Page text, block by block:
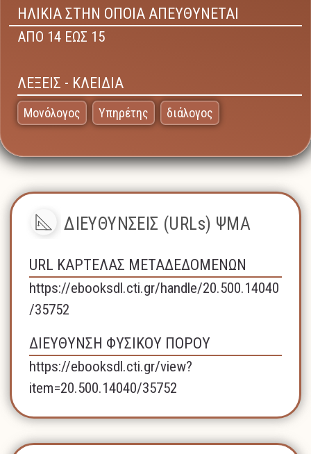
ΗΛΙΚΙΑ ΣΤΗΝ ΟΠΟΙΑ ΑΠΕΥΘΥΝΕΤΑΙ
ΑΠΟ 14 ΕΩΣ 15
ΛΕΞΕΙΣ - ΚΛΕΙΔΙΑ
Μονόλογος Υπηρέτης διάλογος
ΔΙΕΥΘΥΝΣΕΙΣ (URLs) ΨΜΑ
URL ΚΑΡΤΕΛΑΣ ΜΕΤΑΔΕΔΟΜΕΝΩΝ
https://ebooksdl.cti.gr/handle/20.500.14040
/35752
ΔΙΕΥΘΥΝΣΗ ΦΥΣΙΚΟΥ ΠΟΡΟΥ
https://ebooksdl.cti.gr/view?
item=20.500.14040/35752